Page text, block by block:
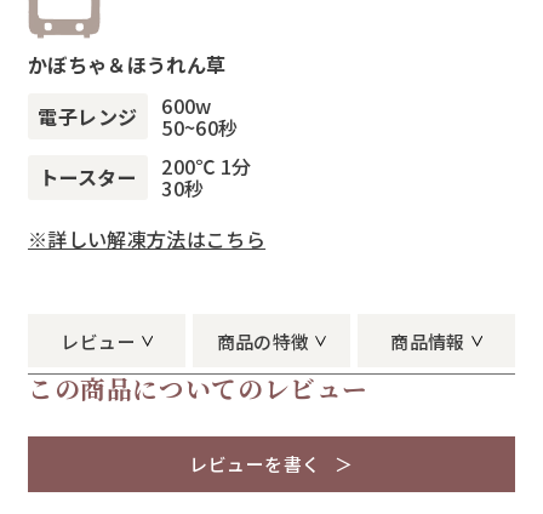
かぼちゃ＆ほうれん草
電子レンジ
600w
50~60秒
トースター
200℃ 1分
30秒
※詳しい解凍方法はこちら
レビュー 商品の特徴 商品情報
この商品についてのレビュー
レビューを書く